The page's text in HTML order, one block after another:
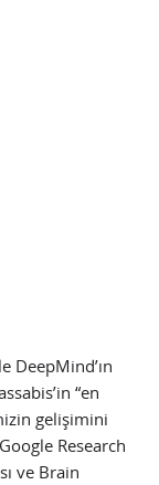
DeepMind’ın
“en
gelişimini
Research
ve Brain